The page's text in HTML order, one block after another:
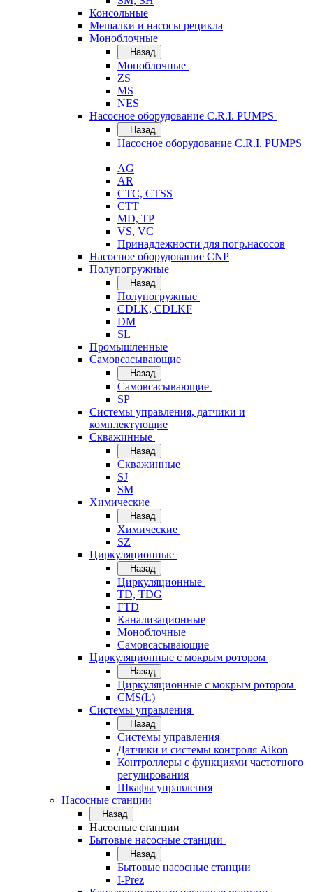
Консольные
Мешалки и насосы рецикла
Моноблочные
Назад
Моноблочные
ZS
MS
NES
Насосное оборудование C.R.I. PUMPS
Назад
Насосное оборудование C.R.I. PUMPS
AG
AR
CTC, CTSS
CTT
MD, TP
VS, VC
Принадлежности для погр.насосов
Насосное оборудование CNP
Полупогружные
Назад
Полупогружные
CDLK, CDLKF
DM
SL
Промышленные
Самовсасывающие
Назад
Самовсасывающие
SP
Системы управления, датчики и
комплектующие
Скважинные
Назад
Скважинные
SJ
SM
Химические
Назад
Химические
SZ
Циркуляционные
Назад
Циркуляционные
TD, TDG
FTD
Канализационные
Моноблочные
Самовсасывающие
Циркуляционные с мокрым ротором
Назад
Циркуляционные с мокрым ротором
CMS(L)
Системы управления
Назад
Системы управления
Датчики и системы контроля Aikon
Контроллеры с функциями частотного
регулирования
Шкафы управления
Насосные станции
Назад
Насосные станции
Бытовые насосные станции
Назад
Бытовые насосные станции
I-Prez